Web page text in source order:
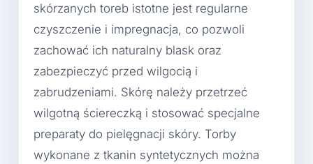
skórzanych toreb istotne jest regularne
czyszczenie i impregnacja, co pozwoli
zachować ich naturalny blask oraz
zabezpieczyć przed wilgocią i
zabrudzeniami. Skórę należy przetrzeć
wilgotną ściereczką i stosować specjalne
preparaty do pielęgnacji skóry. Torby
wykonane z tkanin syntetycznych można